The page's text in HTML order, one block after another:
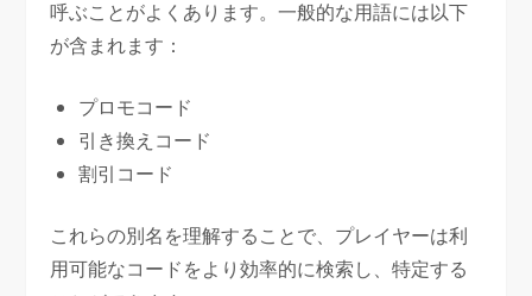
呼ぶことがよくあります。一般的な用語には以下
が含まれます：
プロモコード
引き換えコード
割引コード
これらの別名を理解することで、プレイヤーは利
用可能なコードをより効率的に検索し、特定する